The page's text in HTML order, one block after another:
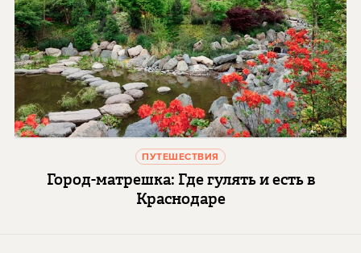
ПУТЕШЕСТВИЯ
Город-матрешка: Где гулять и есть в
Краснодаре